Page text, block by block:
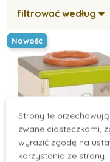
filtrować według
Nowość
Strony te
zwane ciasteczkami,
wyrazić zgodę na
korzystania ze strony.